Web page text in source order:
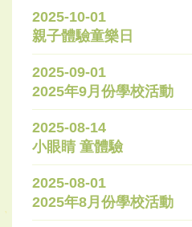
2025-10-01
親子體驗童樂日
2025-09-01
2025年9月份學校活動
2025-08-14
小眼睛 童體驗
2025-08-01
2025年8月份學校活動